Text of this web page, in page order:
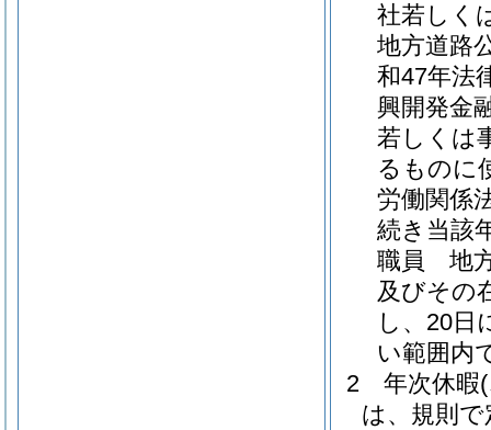
社若しく
地方道路
和47年法
興開発金
若しくは
るものに
労働関係
続き当該
職員 地方
及びその
し、20日
い範囲内
2
年次休暇
は、規則